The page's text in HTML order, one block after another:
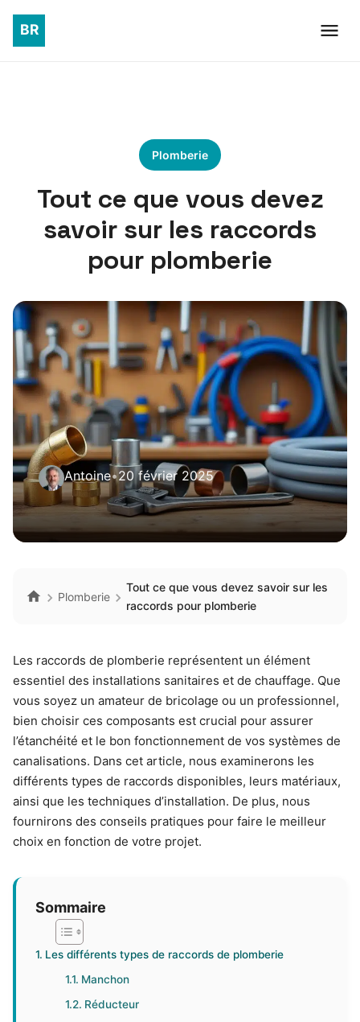
Plomberie
Tout ce que vous devez
savoir sur les raccords
pour plomberie
Antoine•20 février 2025
Plomberie
Tout ce que vous devez savoir sur les
raccords pour plomberie
Les raccords de plomberie représentent un élément
essentiel des installations sanitaires et de chauffage. Que
vous soyez un amateur de bricolage ou un professionnel,
bien choisir ces composants est crucial pour assurer
l’étanchéité et le bon fonctionnement de vos systèmes de
canalisations. Dans cet article, nous examinerons les
différents types de raccords disponibles, leurs matériaux,
ainsi que les techniques d’installation. De plus, nous
fournirons des conseils pratiques pour faire le meilleur
choix en fonction de votre projet.
Sommaire
Les différents types de raccords de plomberie
Manchon
Réducteur